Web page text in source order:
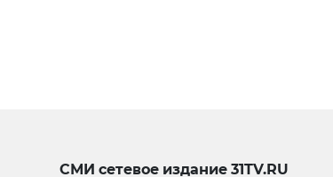
СМИ сетевое издание31TV.RU